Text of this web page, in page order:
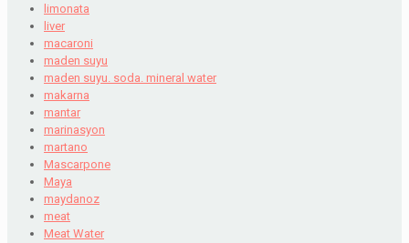
limonata
liver
macaroni
maden suyu
maden suyu. soda. mineral water
makarna
mantar
marinasyon
martano
Mascarpone
Maya
maydanoz
meat
Meat Water